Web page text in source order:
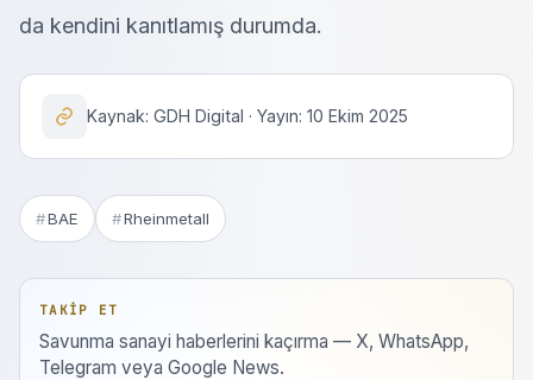
da kendini kanıtlamış durumda.
Kaynak: GDH Digital · Yayın: 10 Ekim 2025
BAE Rheinmetall
TAKIP ET
Savunma sanayi haberlerini kaçırma — X, WhatsApp,
Telegram veya Google News.